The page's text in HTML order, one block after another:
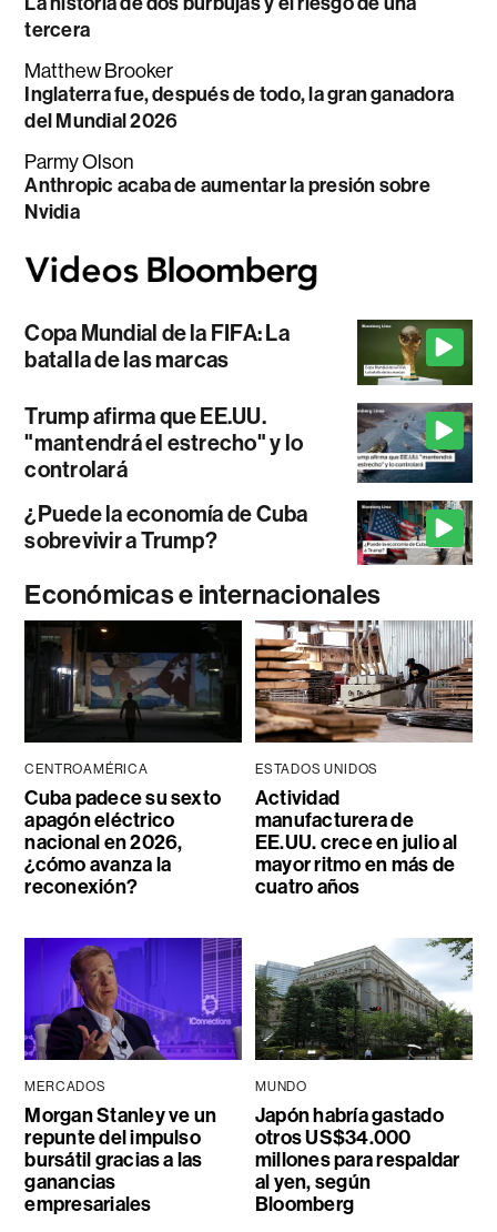
tercera
Matthew Brooker
Inglaterra fue, después de todo, la gran ganadora
del Mundial 2026
Parmy Olson
Anthropic acaba de aumentar la presión sobre
Nvidia
Copa Mundial de la FIFA: La
batalla de las marcas
Trump afirma que EE.UU.
"mantendrá el estrecho" y lo
controlará
¿Puede la economía de Cuba
sobrevivir a Trump?
Económicas e internacionales
CENTROAMÉRICA
Cuba padece su sexto
apagón eléctrico
nacional en 2026,
¿cómo avanza la
reconexión?
ESTADOS UNIDOS
Actividad
manufacturera de
EE.UU. crece en julio al
mayor ritmo en más de
cuatro años
MERCADOS
Morgan Stanley ve un
repunte del impulso
bursátil gracias a las
ganancias
empresariales
MUNDO
Japón habría gastado
otros US$34.000
millones para respaldar
al yen, según
Bloomberg